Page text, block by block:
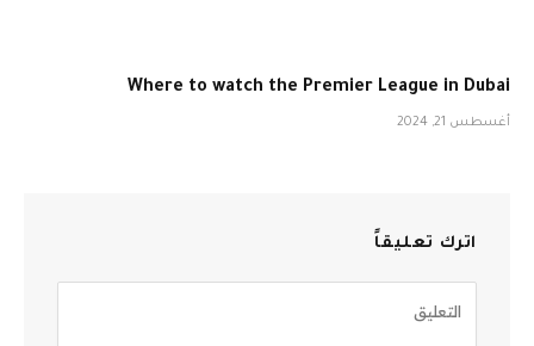
Where to watch the Premier League in Dubai
أغسطس 21, 2024
اترك تعليقاً